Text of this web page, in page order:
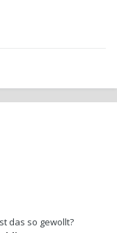
das so gewollt?